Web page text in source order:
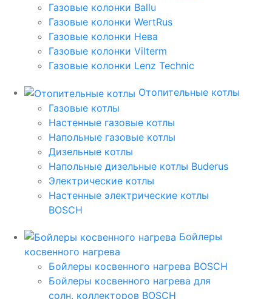
Газовые колонки Ballu
Газовые колонки WertRus
Газовые колонки Нева
Газовые колонки Vilterm
Газовые колонки Lenz Technic
Отопительные котлы
Газовые котлы
Настенные газовые котлы
Напольные газовые котлы
Дизельные котлы
Напольные дизельные котлы Buderus
Электрические котлы
Настенные электрические котлы
BOSCH
Бойлеры
косвенного нагрева
Бойлеры косвенного нагрева BOSCH
Бойлеры косвенного нагрева для
солн. коллекторов BOSCH